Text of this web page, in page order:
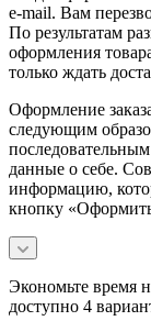
e-mail. Вам
По результатам
оформления
только ждать
Оформление
следующим
данные о себе.
информацию,
кнопку «Оформить
Экономьте время
доступно 4